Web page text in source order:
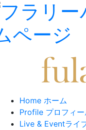
Home ホーム
Profile プロフィ
Live & Eventライ